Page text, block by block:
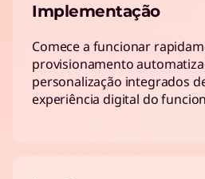
Implementação
Comece a funcionar
provisionamento
personalização integrados
experiência digital do